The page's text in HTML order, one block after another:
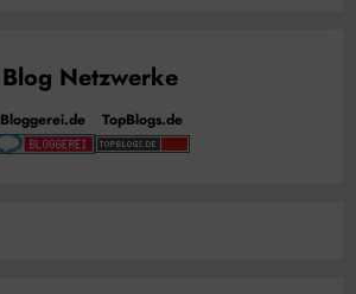
Bloggerei.de TopBlogs.de